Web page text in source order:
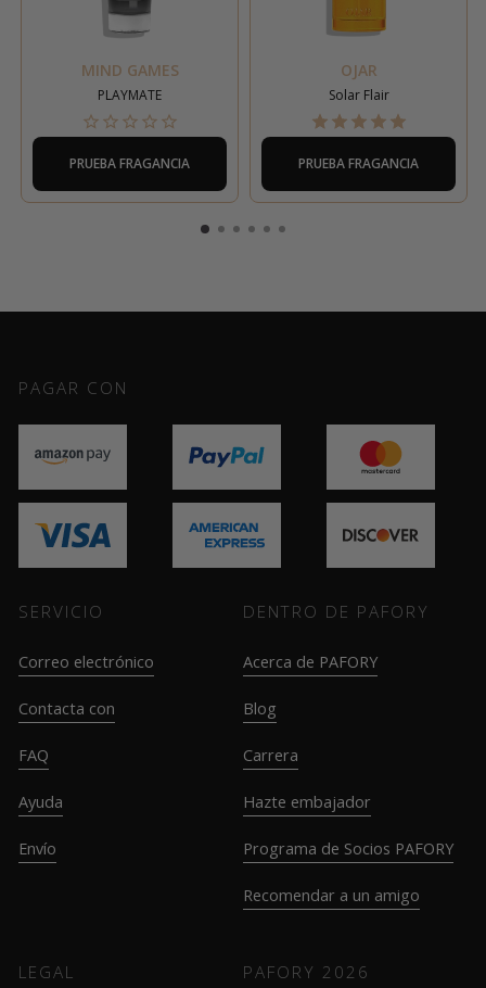
MIND GAMES
PLAYMATE
PRUEBA FRAGANCIA
OJAR
Solar Flair
PRUEBA FRAGANCIA
PAGAR CON
SERVICIO
Correo electrónico
Contacta con
FAQ
Ayuda
Envío
DENTRO DE PAFORY
Acerca de PAFORY
Blog
Carrera
Hazte embajador
Programa de Socios PAFORY
Recomendar a un amigo
LEGAL PAFORY 2026